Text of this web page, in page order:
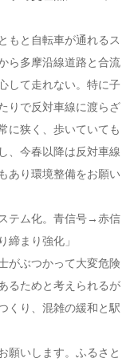
もと自転車が通れるス
ら多摩沿線道路と合流
して走れない。特に子
りで反対車線に渡らざ
に狭く、歩いていても
、今春以降は反対車線
あり環境整備をお願い
テム化。青信号→赤信
締まり強化」
がぶつかって大変危険
るためと考えられるが
くり、混雑の緩和と駅
願いします。ふるさと